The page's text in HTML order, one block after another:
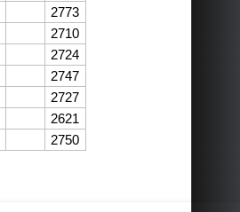
2773
2710
2724
2747
2727
2621
2750